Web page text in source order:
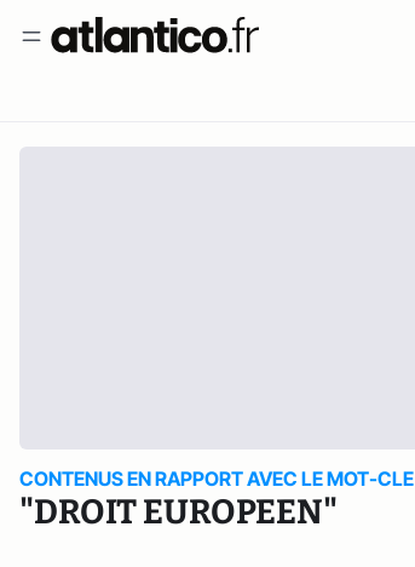
CONTENUS EN RAPPORT AVEC LE MOT-CLE
"DROIT EUROPEEN"